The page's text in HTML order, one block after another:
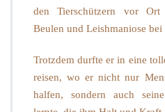
den Tierschützern vor Ort
Beulen und Leishmaniose
Trotzdem durfte er in eine
reisen, wo er nicht nur
halfen, sondern auch